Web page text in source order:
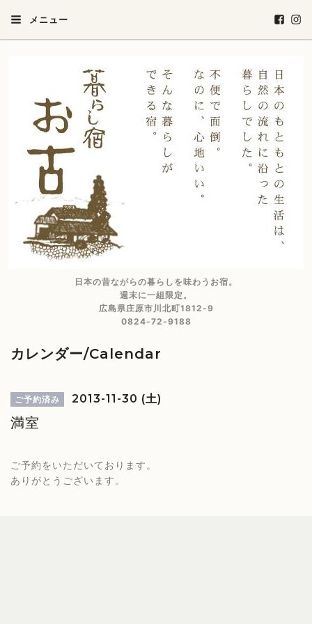
メニュー
日本の昔ながらの暮らしを味わうお宿。
週末に一組限定。
広島県庄原市川北町1812-9
0824-72-9188
カレンダー/Calendar
ご予約済み 2013-11-30 (土)
満室
ご予約をいただいております。
ありがとうございます。